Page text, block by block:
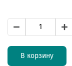
В корзину